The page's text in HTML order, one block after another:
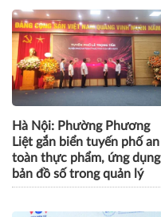
Hà Nội: Phường Phương
Liệt gắn biển tuyến phố an
toàn thực phẩm, ứng dụng
bản đồ số trong quản lý